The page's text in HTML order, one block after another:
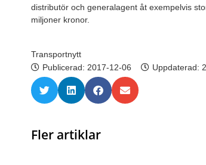
distributör och generalagent åt exempelvis
miljoner kronor.
Transportnytt
Publicerad: 2017-12-06 Uppdaterad:
Fler artiklar